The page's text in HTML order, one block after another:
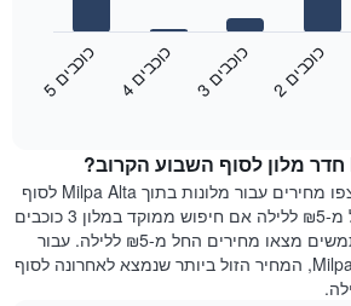
2כו
כ
ב
ים 3כו
כ
ב
ים 4כו
כ
ב
ים 5כו
כ
ב
ים
ב-72 השעות האחרונות נצפו מחירים עבור מלונות בתוך Milpa Alta לסוף
השבוע הקרוב במחיר החל מ-₪5 ללילה אם חיפוש ממוקד במלון 3 כוכבים
לסוף השבוע הקרוב, משתמשים מצאו מחירים החל מ-₪5 ללילה. עבור
מלון 4 כוכבים בתוך Milpa Alta, המחיר הזול ביותר שנמצא לאחרונה לסוף